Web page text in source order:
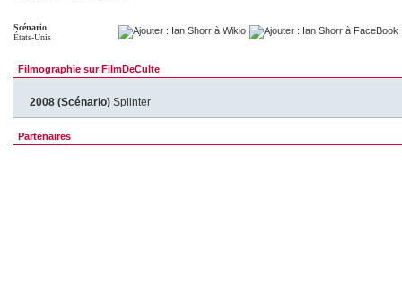
Scénario
États-Unis
Filmographie sur FilmDeCulte
2008 (Scénario) Splinter
Partenaires